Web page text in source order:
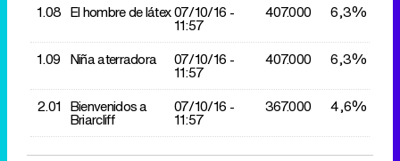
1.08 El hombre de látex07/10/16 -
11:57
407.000 6,3%
1.09 Niña aterradora 07/10/16 -
11:57
407.000 6,3%
2.01 Bienvenidos a
Briarcliff
07/10/16 -
11:57
367.000 4,6%